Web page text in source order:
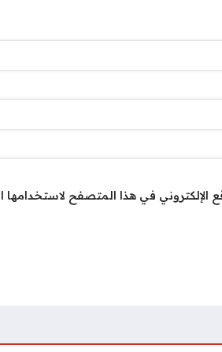
الإلكتروني في هذا المتصفح لاستخدامها